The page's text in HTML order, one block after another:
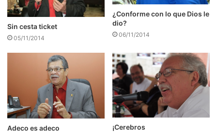
Sin cesta ticket
05/11/2014
¿Conforme con lo que Dios le
dio?
06/11/2014
Adeco es adeco ¡Cerebros